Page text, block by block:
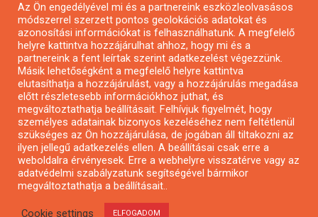
Pályázatok magánszemélyeknek
Pályázatok civil szervezeteknek
Pályázatok vállalkozásoknak
Önkormányzati pályázatok
Mezőgazdasági pályázatok
Falusi turizmus pályázatok
Napelem pályázatok
GINOP pályázatok
Az Ön engedélyével mi és a partnereink eszközleolvasásos
módszerrel szerzett pontos geolokációs adatokat és
azonosítási információkat is felhasználhatunk. A megfelelő
helyre kattintva hozzájárulhat ahhoz, hogy mi és a
partnereink a fent leírtak szerint adatkezelést végezzünk.
Másik lehetőségként a megfelelő helyre kattintva
elutasíthatja a hozzájárulást, vagy a hozzájárulás megadása
előtt részletesebb információkhoz juthat, és
megváltoztathatja beállításait. Felhívjuk figyelmét, hogy
személyes adatainak bizonyos kezeléséhez nem feltétlenül
szükséges az Ön hozzájárulása, de jogában áll tiltakozni az
ilyen jellegű adatkezelés ellen. A beállításai csak erre a
weboldalra érvényesek. Erre a webhelyre visszatérve vagy az
adatvédelmi szabályzatunk segítségével bármikor
megváltoztathatja a beállításait..
Cookie settings ELFOGADOM